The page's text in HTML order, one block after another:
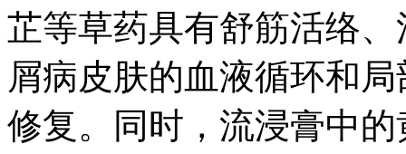
芷等草药具有舒筋活络
屑病皮肤的血液循环和
修复。同时，流浸膏中